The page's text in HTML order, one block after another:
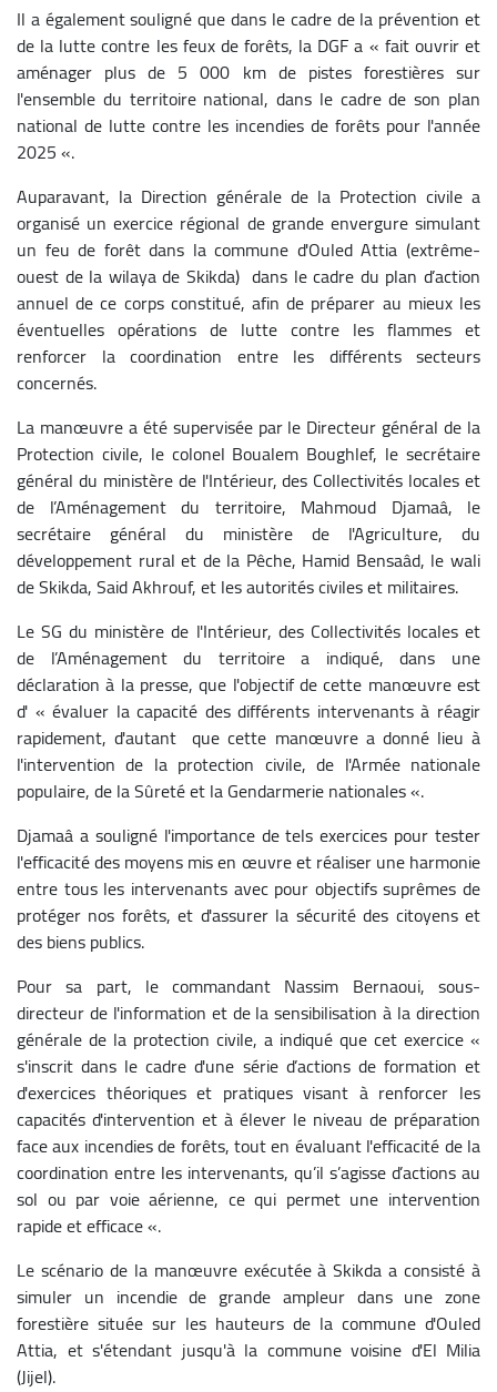
Il a également souligné que dans le cadre de la prévention et
de la lutte contre les feux de forêts, la DGF a « fait ouvrir et
aménager plus de 5 000 km de pistes forestières sur
l'ensemble du territoire national, dans le cadre de son plan
national de lutte contre les incendies de forêts pour l'année
2025 «.
Auparavant, la Direction générale de la Protection civile a
organisé un exercice régional de grande envergure simulant
un feu de forêt dans la commune d'Ouled Attia (extrême-
ouest de la wilaya de Skikda) dans le cadre du plan d’action
annuel de ce corps constitué, afin de préparer au mieux les
éventuelles opérations de lutte contre les flammes et
renforcer la coordination entre les différents secteurs
concernés.
La manœuvre a été supervisée par le Directeur général de la
Protection civile, le colonel Boualem Boughlef, le secrétaire
général du ministère de l'Intérieur, des Collectivités locales et
de l’Aménagement du territoire, Mahmoud Djamaâ, le
secrétaire général du ministère de l'Agriculture, du
développement rural et de la Pêche, Hamid Bensaâd, le wali
de Skikda, Said Akhrouf, et les autorités civiles et militaires.
Le SG du ministère de l'Intérieur, des Collectivités locales et
de l’Aménagement du territoire a indiqué, dans une
déclaration à la presse, que l'objectif de cette manœuvre est
d' « évaluer la capacité des différents intervenants à réagir
rapidement, d'autant que cette manœuvre a donné lieu à
l'intervention de la protection civile, de l'Armée nationale
populaire, de la Sûreté et la Gendarmerie nationales «.
Djamaâ a souligné l'importance de tels exercices pour tester
l'efficacité des moyens mis en œuvre et réaliser une harmonie
entre tous les intervenants avec pour objectifs suprêmes de
protéger nos forêts, et d'assurer la sécurité des citoyens et
des biens publics.
Pour sa part, le commandant Nassim Bernaoui, sous-
directeur de l'information et de la sensibilisation à la direction
générale de la protection civile, a indiqué que cet exercice «
s'inscrit dans le cadre d'une série d’actions de formation et
d'exercices théoriques et pratiques visant à renforcer les
capacités d'intervention et à élever le niveau de préparation
face aux incendies de forêts, tout en évaluant l'efficacité de la
coordination entre les intervenants, qu’il s’agisse d’actions au
sol ou par voie aérienne, ce qui permet une intervention
rapide et efficace «.
Le scénario de la manœuvre exécutée à Skikda a consisté à
simuler un incendie de grande ampleur dans une zone
forestière située sur les hauteurs de la commune d'Ouled
Attia, et s'étendant jusqu'à la commune voisine d'El Milia
(Jijel).